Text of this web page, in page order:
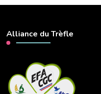
Alliance du Trèfle